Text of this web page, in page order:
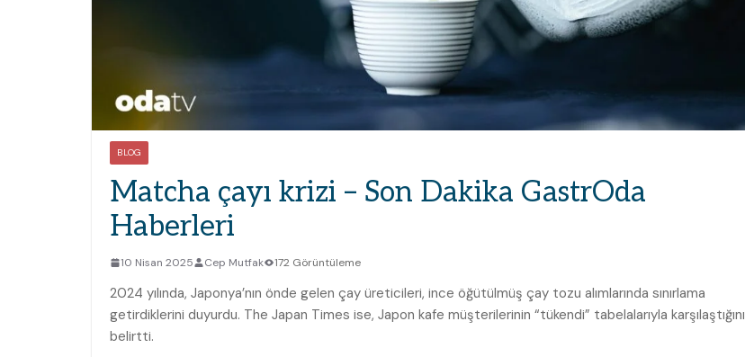
BLOG
Matcha çayı krizi – Son Dakika GastrOda
Haberleri
10 Nisan 2025 Cep Mutfak 172 Görüntüleme
2024 yılında, Japonya’nın önde gelen çay üreticileri, ince öğütülmüş çay tozu alımlarında sınırlama
getirdiklerini duyurdu. The Japan Times ise, Japon kafe müşterilerinin “tükendi” tabelalarıyla karşılaştığını
belirtti.